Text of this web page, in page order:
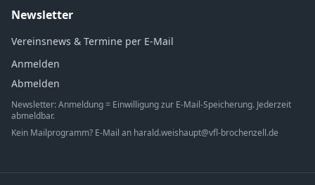
Newsletter
Vereinsnews & Termine per E-Mail
Anmelden
Abmelden
Newsletter: Anmeldung = Einwilligung zur E-Mail-Speicherung. Jederzeit
abmeldbar.
Kein Mailprogramm? E-Mail an harald.weishaupt@vfl-brochenzell.de